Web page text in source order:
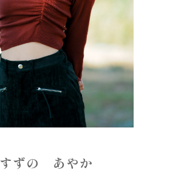
すずの あやか